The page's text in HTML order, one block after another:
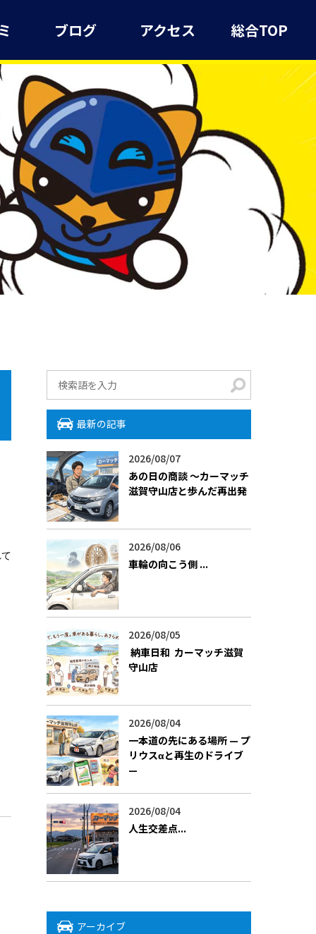
ブログ アクセス 総合TOP
最新の記事
2026/08/07
あの日の商談 〜カーマッチ
滋賀守山店と歩んだ再出発
2026/08/06
車輪の向こう側 ――...
2026/08/05
守山店
2026/08/04
一本道の先にある場所 — プ
リウスαと再生のドライブ
—
2026/08/04
人生交差点...
アーカイブ